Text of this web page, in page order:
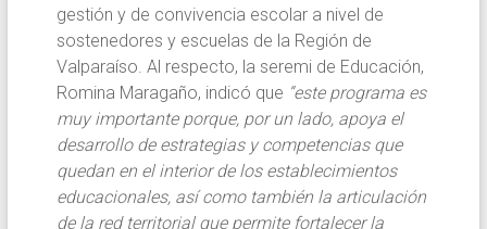
gestión y de convivencia escolar a nivel de
sostenedores y escuelas de la Región de
Valparaíso. Al respecto, la seremi de Educación,
Romina Maragaño, indicó que “este programa es
muy importante porque, por un lado, apoya el
desarrollo de estrategias y competencias que
quedan en el interior de los establecimientos
educacionales, así como también la articulación
de la red territorial que permite fortalecer la